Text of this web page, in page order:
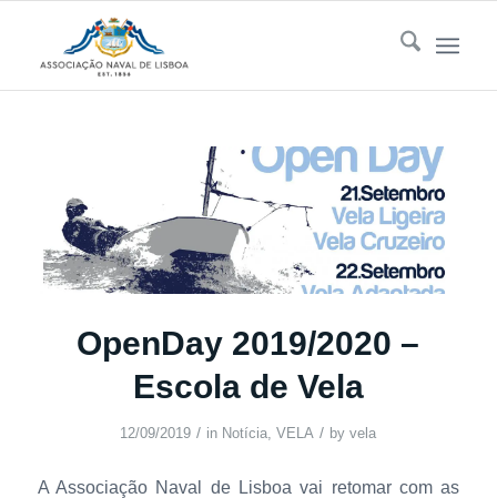
OpenDay 2019/2020 –
Escola de Vela
12/09/2019 / in Notícia,VELA / byvela
A Associação Naval de Lisboa vai retomar com as